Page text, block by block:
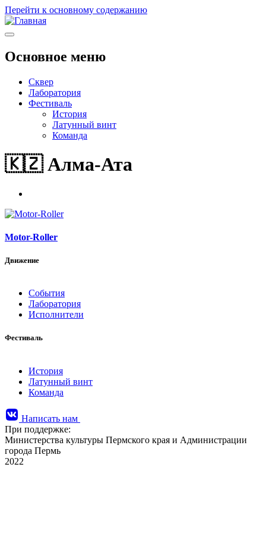
Перейти к основному содержанию
Основное меню
Сквер
Лаборатория
Фестиваль
История
Латунный винт
Команда
🇰🇿 Алма-Ата
Motor-Roller
Движение
События
Лаборатория
Исполнители
Фестиваль
История
Латунный винт
Команда
Написать нам
При поддержке:
Министерства культуры Пермского края и Администрации
города Пермь
2022